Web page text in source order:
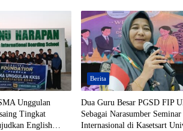
Unggulan
Tingkat
English
Berita
Dua Guru Besar PGSD FIP
Sebagai Narasumber Seminar
Internasional di Kasetsart